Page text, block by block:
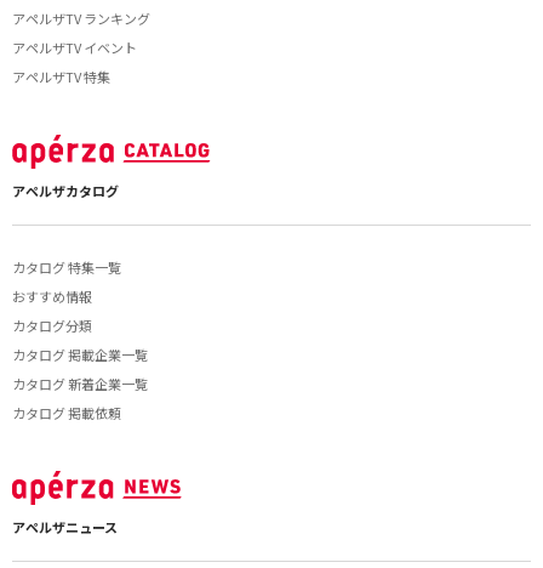
アペルザTV ランキング
アペルザTV イベント
アペルザTV 特集
アペルザカタログ
カタログ 特集一覧
おすすめ情報
カタログ分類
カタログ 掲載企業一覧
カタログ 新着企業一覧
カタログ 掲載依頼
アペルザニュース